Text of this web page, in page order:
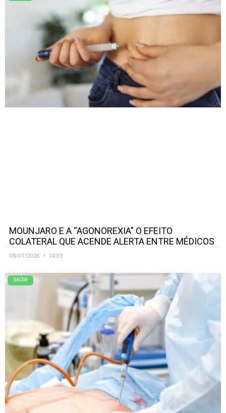
MOUNJARO E A “AGONOREXIA” O EFEITO
COLATERAL QUE ACENDE ALERTA ENTRE MÉDICOS
08/07/2026 14:33
SAÚDE